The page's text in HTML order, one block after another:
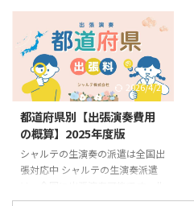
特別感が生まれます。 例えば、
...
ョッピングモールなどで人気の
「生演奏」 最近では、 「出張演
奏を頼みたい」 「演奏家を派遣
してほしい」 というお問い合わ
せも増えています。 しかし実際に
依頼しようとすると、 生演奏の
料金相場は？ 何人編成がいい？
演奏時間はどれくらい？ 出張費
は必要？ など、分からないこと
も多いのではないでしょうか？
今回は、出張演奏を全国対応で行
金相場や依頼時のポイントを分か
2026/4/20
都道府県別【出張演奏費用
の概算】2025年度版
シャルテの生演奏の派遣は全国出
張対応中 シャルテの生演奏派遣
は北海道から南は沖縄まで、本